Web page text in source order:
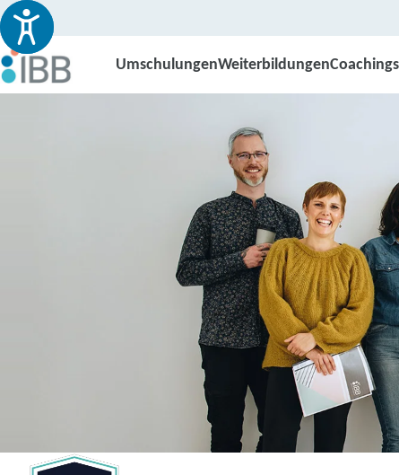
UmschulungenWeiterbildungenCoachings